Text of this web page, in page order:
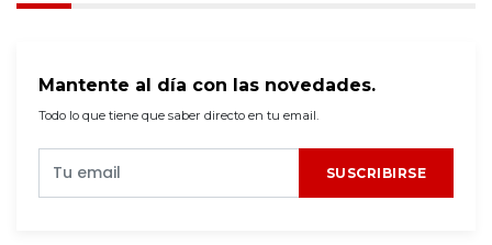
Mantente al día con las novedades.
Todo lo que tiene que saber directo en tu email.
SUSCRIBIRSE